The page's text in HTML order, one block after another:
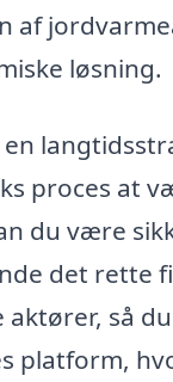
af
løsning.
proces at
du være
det rette
så
platform,